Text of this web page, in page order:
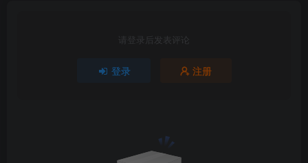
请登录后发表评论
登录 注册